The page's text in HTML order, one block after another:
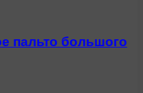
пальто большого